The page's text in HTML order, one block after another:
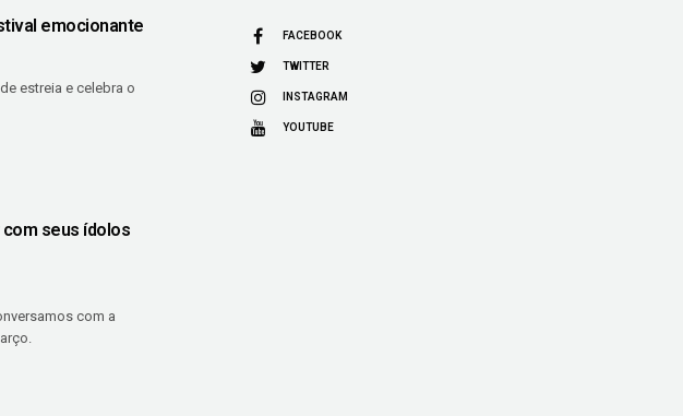
emocionante
estreia e celebra o
seus ídolos
com a
FACEBOOK
TWITTER
INSTAGRAM
YOUTUBE